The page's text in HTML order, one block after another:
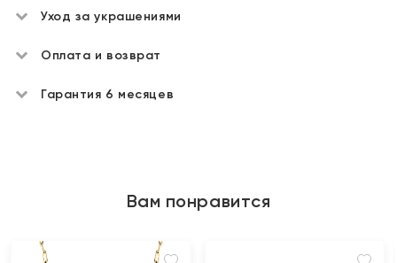
Уход за украшениями
Оплата и возврат
Гарантия 6 месяцев
Вам понравится